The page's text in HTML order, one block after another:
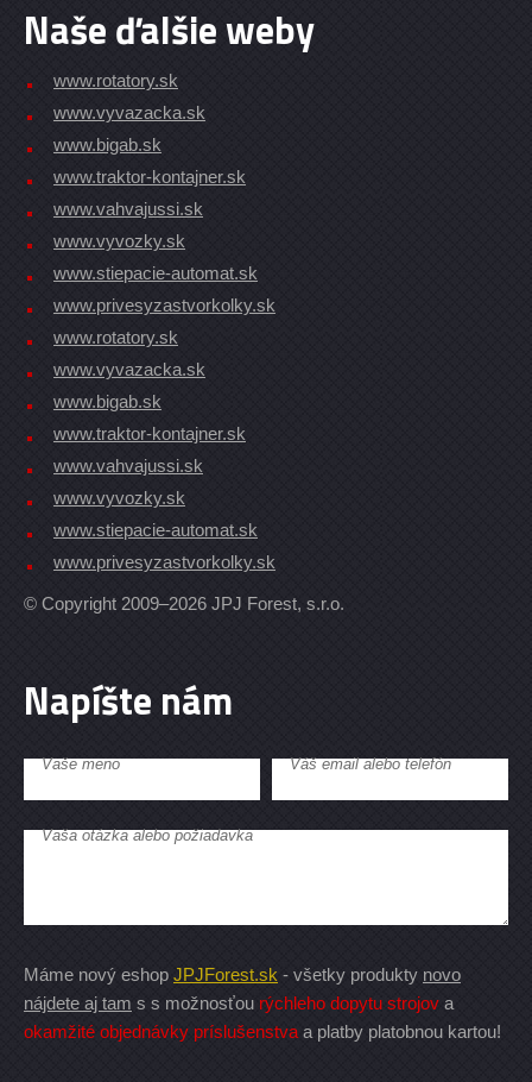
Naše ďalšie weby
www.rotatory.sk
www.vyvazacka.sk
www.bigab.sk
www.traktor-kontajner.sk
www.vahvajussi.sk
www.vyvozky.sk
www.stiepacie-automat.sk
www.privesyzastvorkolky.sk
www.rotatory.sk
www.vyvazacka.sk
www.bigab.sk
www.traktor-kontajner.sk
www.vahvajussi.sk
www.vyvozky.sk
www.stiepacie-automat.sk
www.privesyzastvorkolky.sk
© Copyright 2009–2026 JPJ Forest, s.r.o.
Napíšte nám
Vaše meno Váš email alebo telefón
Vaša otázka alebo požiadavka
Máme nový eshop JPJForest.sk - všetky produkty novo
nájdete aj tam s s možnosťou rýchleho dopytu strojov a
okamžité objednávky príslušenstva a platby platobnou kartou!